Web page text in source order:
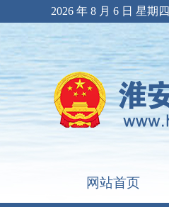
2026 年 8 月 6 日 星期四
网站首页